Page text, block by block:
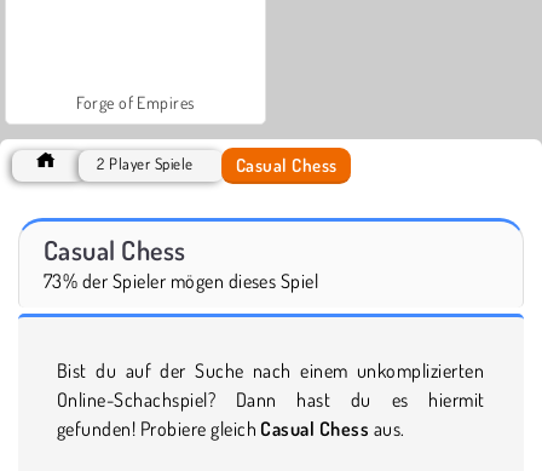
Forge of Empires
2 Player Spiele Casual Chess
Casual Chess
73% der Spieler mögen dieses Spiel
Bist du auf der Suche nach einem unkomplizierten
Online-Schachspiel? Dann hast du es hiermit
gefunden! Probiere gleich Casual Chess aus.